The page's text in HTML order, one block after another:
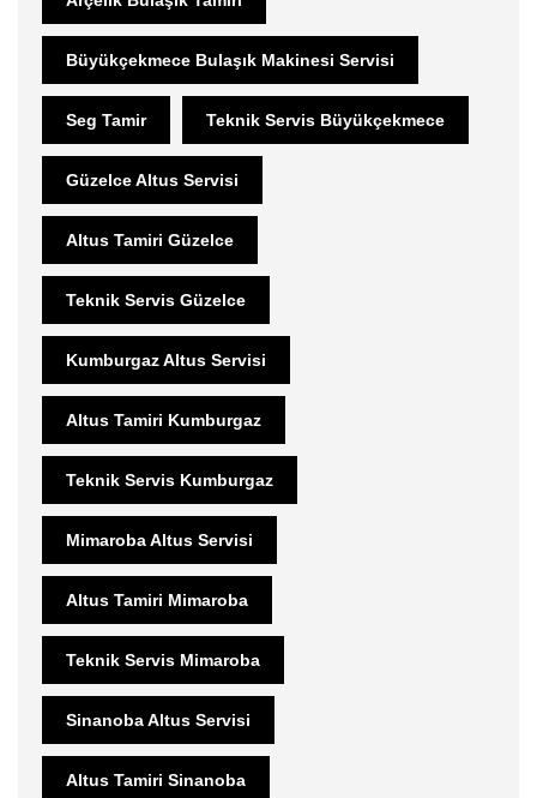
Büyükçekmece Bulaşık Makinesi Servisi
Seg Tamir Teknik Servis Büyükçekmece
Güzelce Altus Servisi
Altus Tamiri Güzelce
Teknik Servis Güzelce
Kumburgaz Altus Servisi
Altus Tamiri Kumburgaz
Teknik Servis Kumburgaz
Mimaroba Altus Servisi
Altus Tamiri Mimaroba
Teknik Servis Mimaroba
Sinanoba Altus Servisi
Altus Tamiri Sinanoba